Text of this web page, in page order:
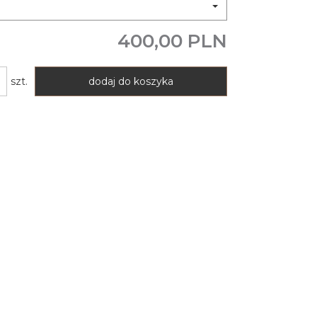
400,00 PLN
szt. dodaj do koszyka